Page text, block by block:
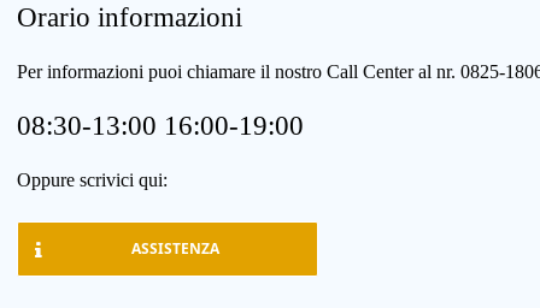
Orario informazioni
Per informazioni puoi chiamare il nostro Call Center al nr. 0825-
08:30-13:00 16:00-19:00
Oppure scrivici qui:
ASSISTENZA